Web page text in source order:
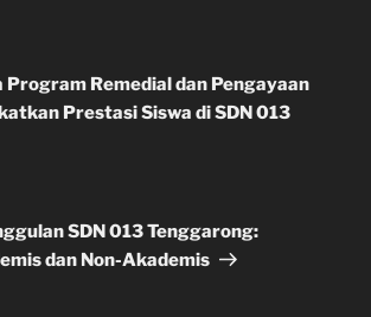
Program Remedial dan Pengayaan
Prestasi Siswa di SDN 013
SDN 013 Tenggarong:
dan Non-Akademis